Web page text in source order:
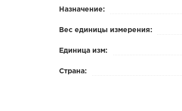
Назначение:
Вес единицы измерения:
Единица изм:
Страна: